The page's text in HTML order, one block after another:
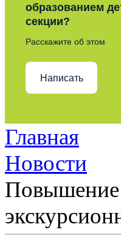
образованием
секции?
Расскажите об этом
Написать
Главная
Новости
Повышение